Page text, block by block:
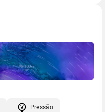
Pressão